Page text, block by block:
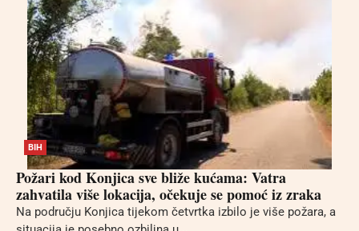
BIH
Požari kod Konjica sve bliže kućama: Vatra
zahvatila više lokacija, očekuje se pomoć iz zraka
Na području Konjica tijekom četvrtka izbilo je više požara, a